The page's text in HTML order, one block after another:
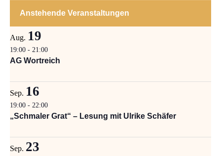
Anstehende Veranstaltungen
Aug. 19
19:00 - 21:00
AG Wortreich
Sep. 16
19:00 - 22:00
„Schmaler Grat“ – Lesung mit Ulrike Schäfer
Sep. 23